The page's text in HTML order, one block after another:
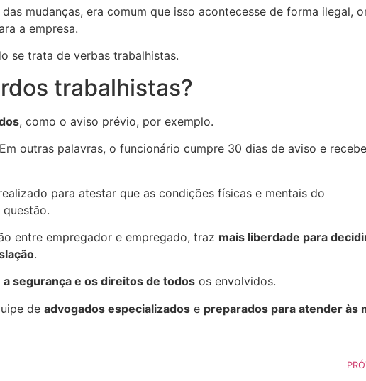
mudanças, era comum que isso acontecesse de forma ilegal,
a empresa.
se trata de verbas trabalhistas.
trabalhistas?
, como o aviso prévio, por exemplo.
outras palavras, o funcionário cumpre 30 dias de aviso e
para atestar que as condições físicas e mentais do
entre empregador e empregado, traz mais liberdade para
.
segurança e os direitos de todos os envolvidos.
de advogados especializados e preparados para atender às